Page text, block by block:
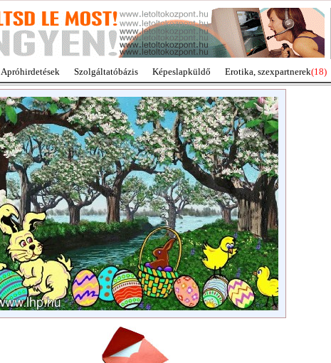
Apróhirdetések Szolgáltatóbázis Képeslapküldő Erotika, szexpartnerek(18)